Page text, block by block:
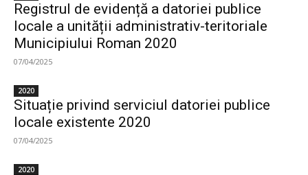
Registrul de evidență a datoriei publice
locale a unității administrativ-teritoriale
Municipiului Roman 2020
07/04/2025
2020
Situație privind serviciul datoriei publice
locale existente 2020
07/04/2025
2020